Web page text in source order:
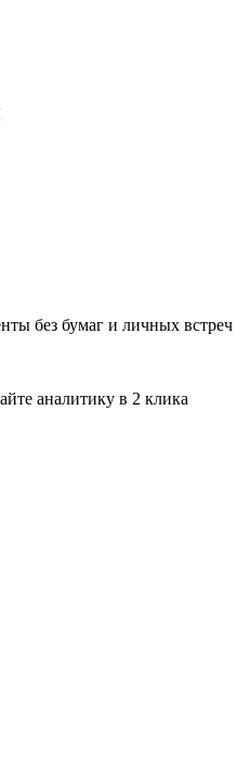
без бумаг и личных встреч
аналитику в 2 клика